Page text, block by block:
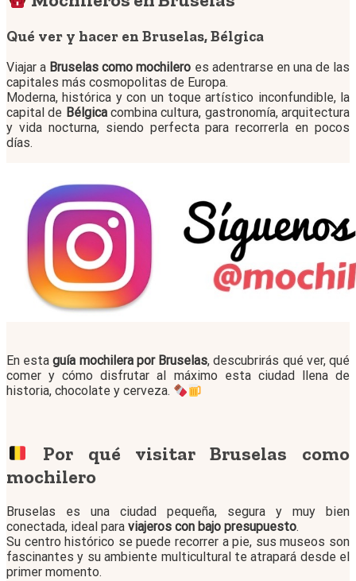
Qué ver y hacer en Bruselas, Bélgica
Viajar a Bruselas como mochilero es adentrarse en una de las
capitales más cosmopolitas de Europa.
Moderna, histórica y con un toque artístico inconfundible, la
capital de Bélgicacombina cultura, gastronomía, arquitectura
y vida nocturna, siendo perfecta para recorrerla en pocos
días.
En estaguía mochilera por Bruselas, descubrirás qué ver, qué
comer y cómo disfrutar al máximo esta ciudad llena de
historia, chocolate y cerveza.
Por qué visitar Bruselas como
mochilero
Bruselas es una ciudad pequeña, segura y muy bien
conectada, ideal para viajeros con bajo presupuesto.
Su centro histórico se puede recorrer a pie, sus museos son
fascinantes y su ambiente multicultural te atrapará desde el
primer momento.